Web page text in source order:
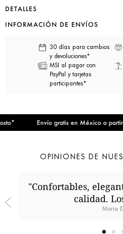
DETALLES
INFORMACIÓN DE ENVÍOS
30 días para cambios
y devoluciones*
MSI al pagar con
PayPal y tarjetas
participantes*
Envío gratis en México a partir
OPINIONES DE
"Confortables,
calidad.
Maria